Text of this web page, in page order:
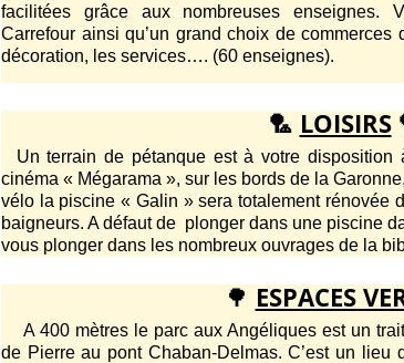
facilitées grâce aux nombreuses enseignes.
Carrefour ainsi qu’un grand choix de commerces
décoration, les services…. (60 enseignes).
🏸 LOISIRS
Un terrain de pétanque est à votre
cinéma « Mégarama », sur les bords de la
vélo la piscine « Galin » sera totalement rénovée
baigneurs. A défaut de plonger dans une piscine
vous plonger dans les nombreux ouvrages de la
🌳 ESPACES
A 400 mètres le parc aux Angéliques est un
de Pierre au pont Chaban-Delmas. C’est un lieu